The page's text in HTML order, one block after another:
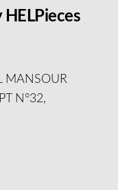
MANSOUR
N°32,